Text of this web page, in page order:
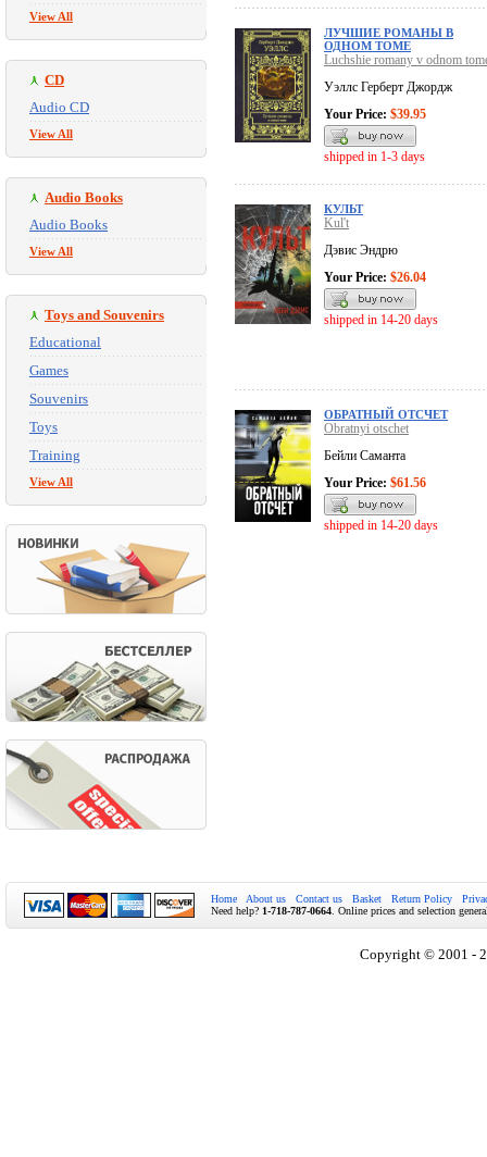
View All
CD
Audio CD
View All
Audio Books
Audio Books
View All
Toys and Souvenirs
Educational
Games
Souvenirs
Toys
Training
View All
ЛУЧШИЕ РОМАНЫ В
ОДНОМ ТОМЕ
Luchshie romany v odnom
Уэллс Герберт Джордж
Your Price: $39.95
shipped in 1-3 days
КУЛЬТ
Kul't
Дэвис Эндрю
Your Price: $26.04
shipped in 14-20 days
ОБРАТНЫЙ ОТСЧЕТ
Obratnyi otschet
Бейли Саманта
Your Price: $61.56
shipped in 14-20 days
Home About us Contact us Basket Return Policy
Need help? 1-718-787-0664 . Online prices and selection
Copyright © 2001 -